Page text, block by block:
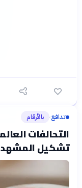
تدافع› بالأرقام
التحالفات
تشكيل